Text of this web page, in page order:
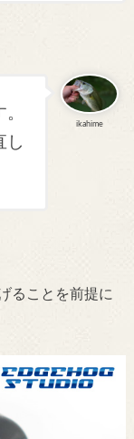
ikahime
し
ることを前提に